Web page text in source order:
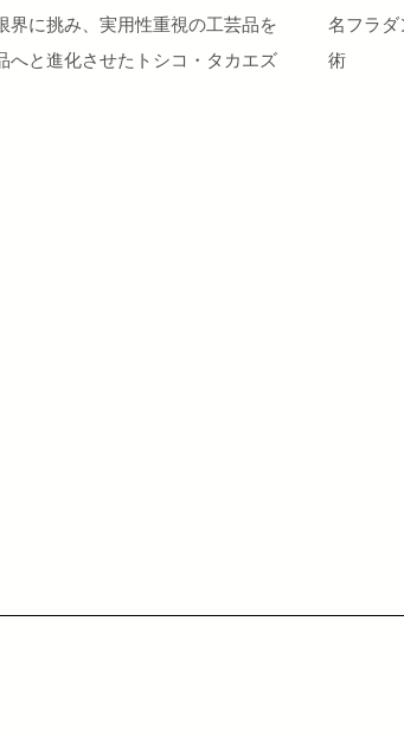
界に挑み、実用性重視の工芸品を
へと進化させたトシコ・タカエズ
名フラダ
術